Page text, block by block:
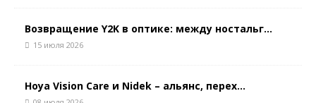
Возвращение Y2K в оптике: между ностальг...
15 июля 2026
Hoya Vision Care и Nidek – альянс, перех...